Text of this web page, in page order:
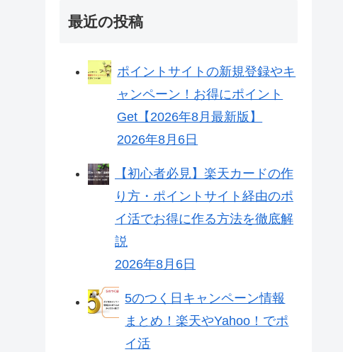
最近の投稿
ポイントサイトの新規登録やキ
ャンペーン！お得にポイント
Get【2026年8月最新版】
2026年8月6日
【初心者必見】楽天カードの作
り方・ポイントサイト経由のポ
イ活でお得に作る方法を徹底解
説
2026年8月6日
5のつく日キャンペーン情報
まとめ！楽天やYahoo！でポ
イ活